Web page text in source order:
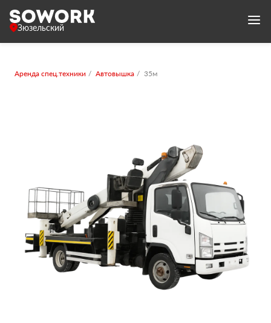
Зюзельский
Аренда спец.техники Автовышка 35м